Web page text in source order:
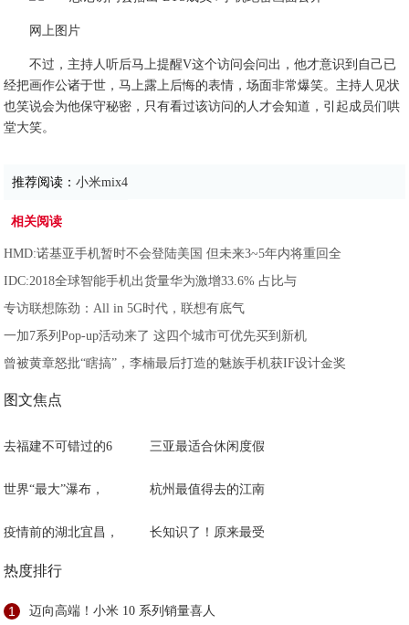
网上图片
不过，主持人听后马上提醒V这个访问会问出，他才意识到自己已
经把画作公诸于世，马上露上后悔的表情，场面非常爆笑。主持人见状
也笑说会为他保守秘密，只有看过该访问的人才会知道，引起成员们哄
堂大笑。
推荐阅读：小米mix4
相关阅读
HMD:诺基亚手机暂时不会登陆美国 但未来3~5年内将重回全
IDC:2018全球智能手机出货量华为激增33.6% 占比与
专访联想陈劲：All in 5G时代，联想有底气
一加7系列Pop-up活动来了 这四个城市可优先买到新机
曾被黄章怒批“瞎搞”，李楠最后打造的魅族手机获IF设计金奖
图文焦点
去福建不可错过的6 三亚最适合休闲度假
世界“最大”瀑布， 杭州最值得去的江南
疫情前的湖北宜昌， 长知识了！原来最受
热度排行
1 迈向高端！小米 10 系列销量喜人